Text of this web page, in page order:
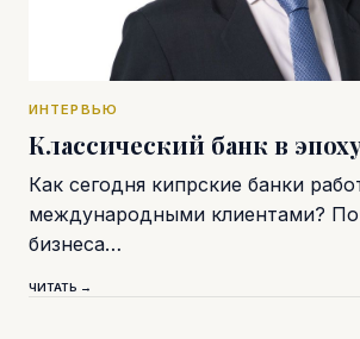
ИНТЕРВЬЮ
Классический банк в
Как сегодня кипрские банки
международными клиентами?
бизнеса…
ЧИТАТЬ →